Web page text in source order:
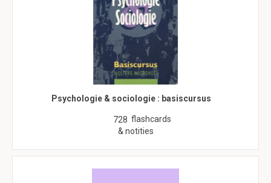
Psychologie & sociologie : basiscursus
728 flashcards
& notities